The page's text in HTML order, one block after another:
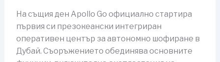
На същия ден Apollo Go официално стартира
първия си презокеански интегриран
оперативен център за автономно шофиране в
Дубай. Съоръжението обединява основните